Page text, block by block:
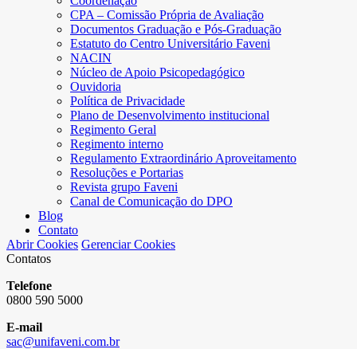
CPA – Comissão Própria de Avaliação
Documentos Graduação e Pós-Graduação
Estatuto do Centro Universitário Faveni
NACIN
Núcleo de Apoio Psicopedagógico
Ouvidoria
Política de Privacidade
Plano de Desenvolvimento institucional
Regimento Geral
Regimento interno
Regulamento Extraordinário Aproveitamento
Resoluções e Portarias
Revista grupo Faveni
Canal de Comunicação do DPO
Blog
Contato
Abrir Cookies Gerenciar Cookies
Contatos
Telefone
0800 590 5000
E-mail
sac@unifaveni.com.br